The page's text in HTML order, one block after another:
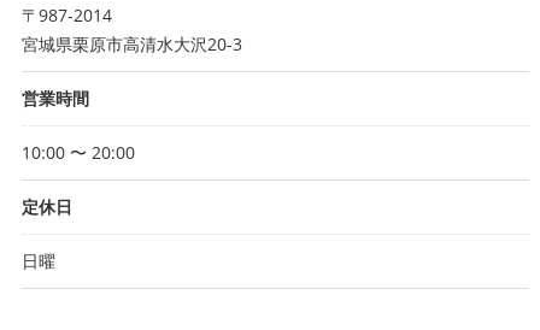
〒987-2014
宮城県栗原市高清水大沢20-3
営業時間
10:00 〜 20:00
定休日
日曜